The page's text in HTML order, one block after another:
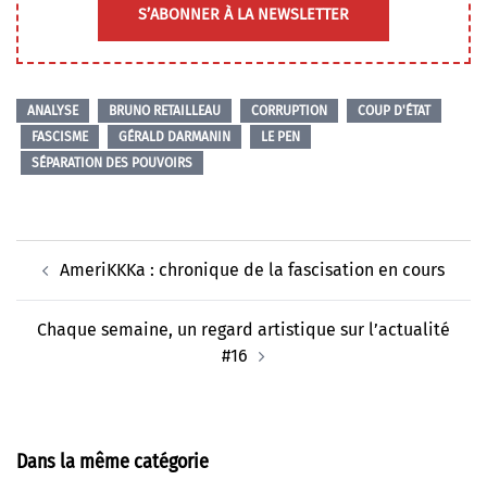
S’ABONNER À LA NEWSLETTER
ANALYSE BRUNO RETAILLEAU CORRUPTION
COUP D'ÉTAT
FASCISME
GÉRALD DARMANIN
LE PEN
SÉPARATION DES POUVOIRS
d’article
AmeriKKKa : chronique de la fascisation en cours
Chaque semaine, un regard artistique sur l’actualité
#16
Dans la même catégorie